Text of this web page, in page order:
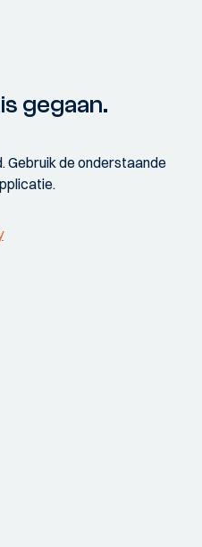
gegaan.
Gebruik de onderstaande